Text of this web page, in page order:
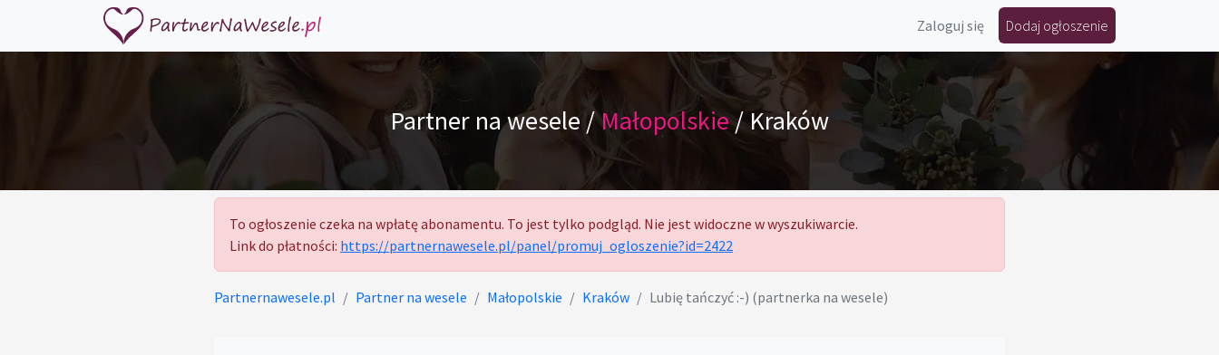
Zaloguj się Dodaj ogłoszenie
Partner na wesele /Małopolskie/ Kraków
To ogłoszenie czeka na wpłatę abonamentu. To jest tylko podgląd. Nie jest widoczne w wyszukiwarcie.
Link do płatności: https://partnernawesele.pl/panel/promuj_ogloszenie?id=2422
Partnernawesele.pl Partner na wesele Małopolskie Kraków Lubię tańczyć :-) (partnerka na wesele)